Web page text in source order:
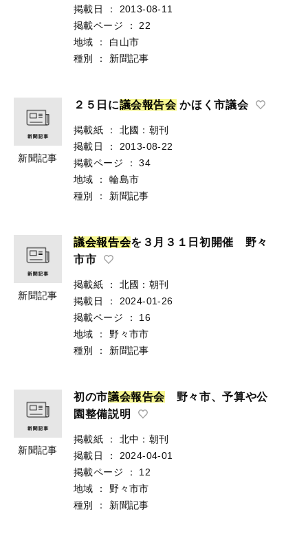
掲載日
：
2013-08-11
掲載ページ
：
22
地域
：
白山市
種別
： 新聞記事
新聞記事
２５日に議会報告会かほく市議会
掲載紙 ：
北國：朝刊
掲載日
：
2013-08-22
掲載ページ
：
34
地域
：
輪島市
種別
： 新聞記事
新聞記事
議会報告会を３月３１日初開催 野々
市市
掲載紙 ：
北國：朝刊
掲載日
：
2024-01-26
掲載ページ
：
16
地域
：
野々市市
種別
： 新聞記事
新聞記事
初の市議会報告会 野々市、予算や公
園整備説明
掲載紙 ：
北中：朝刊
掲載日
：
2024-04-01
掲載ページ
：
12
地域
：
野々市市
種別
： 新聞記事